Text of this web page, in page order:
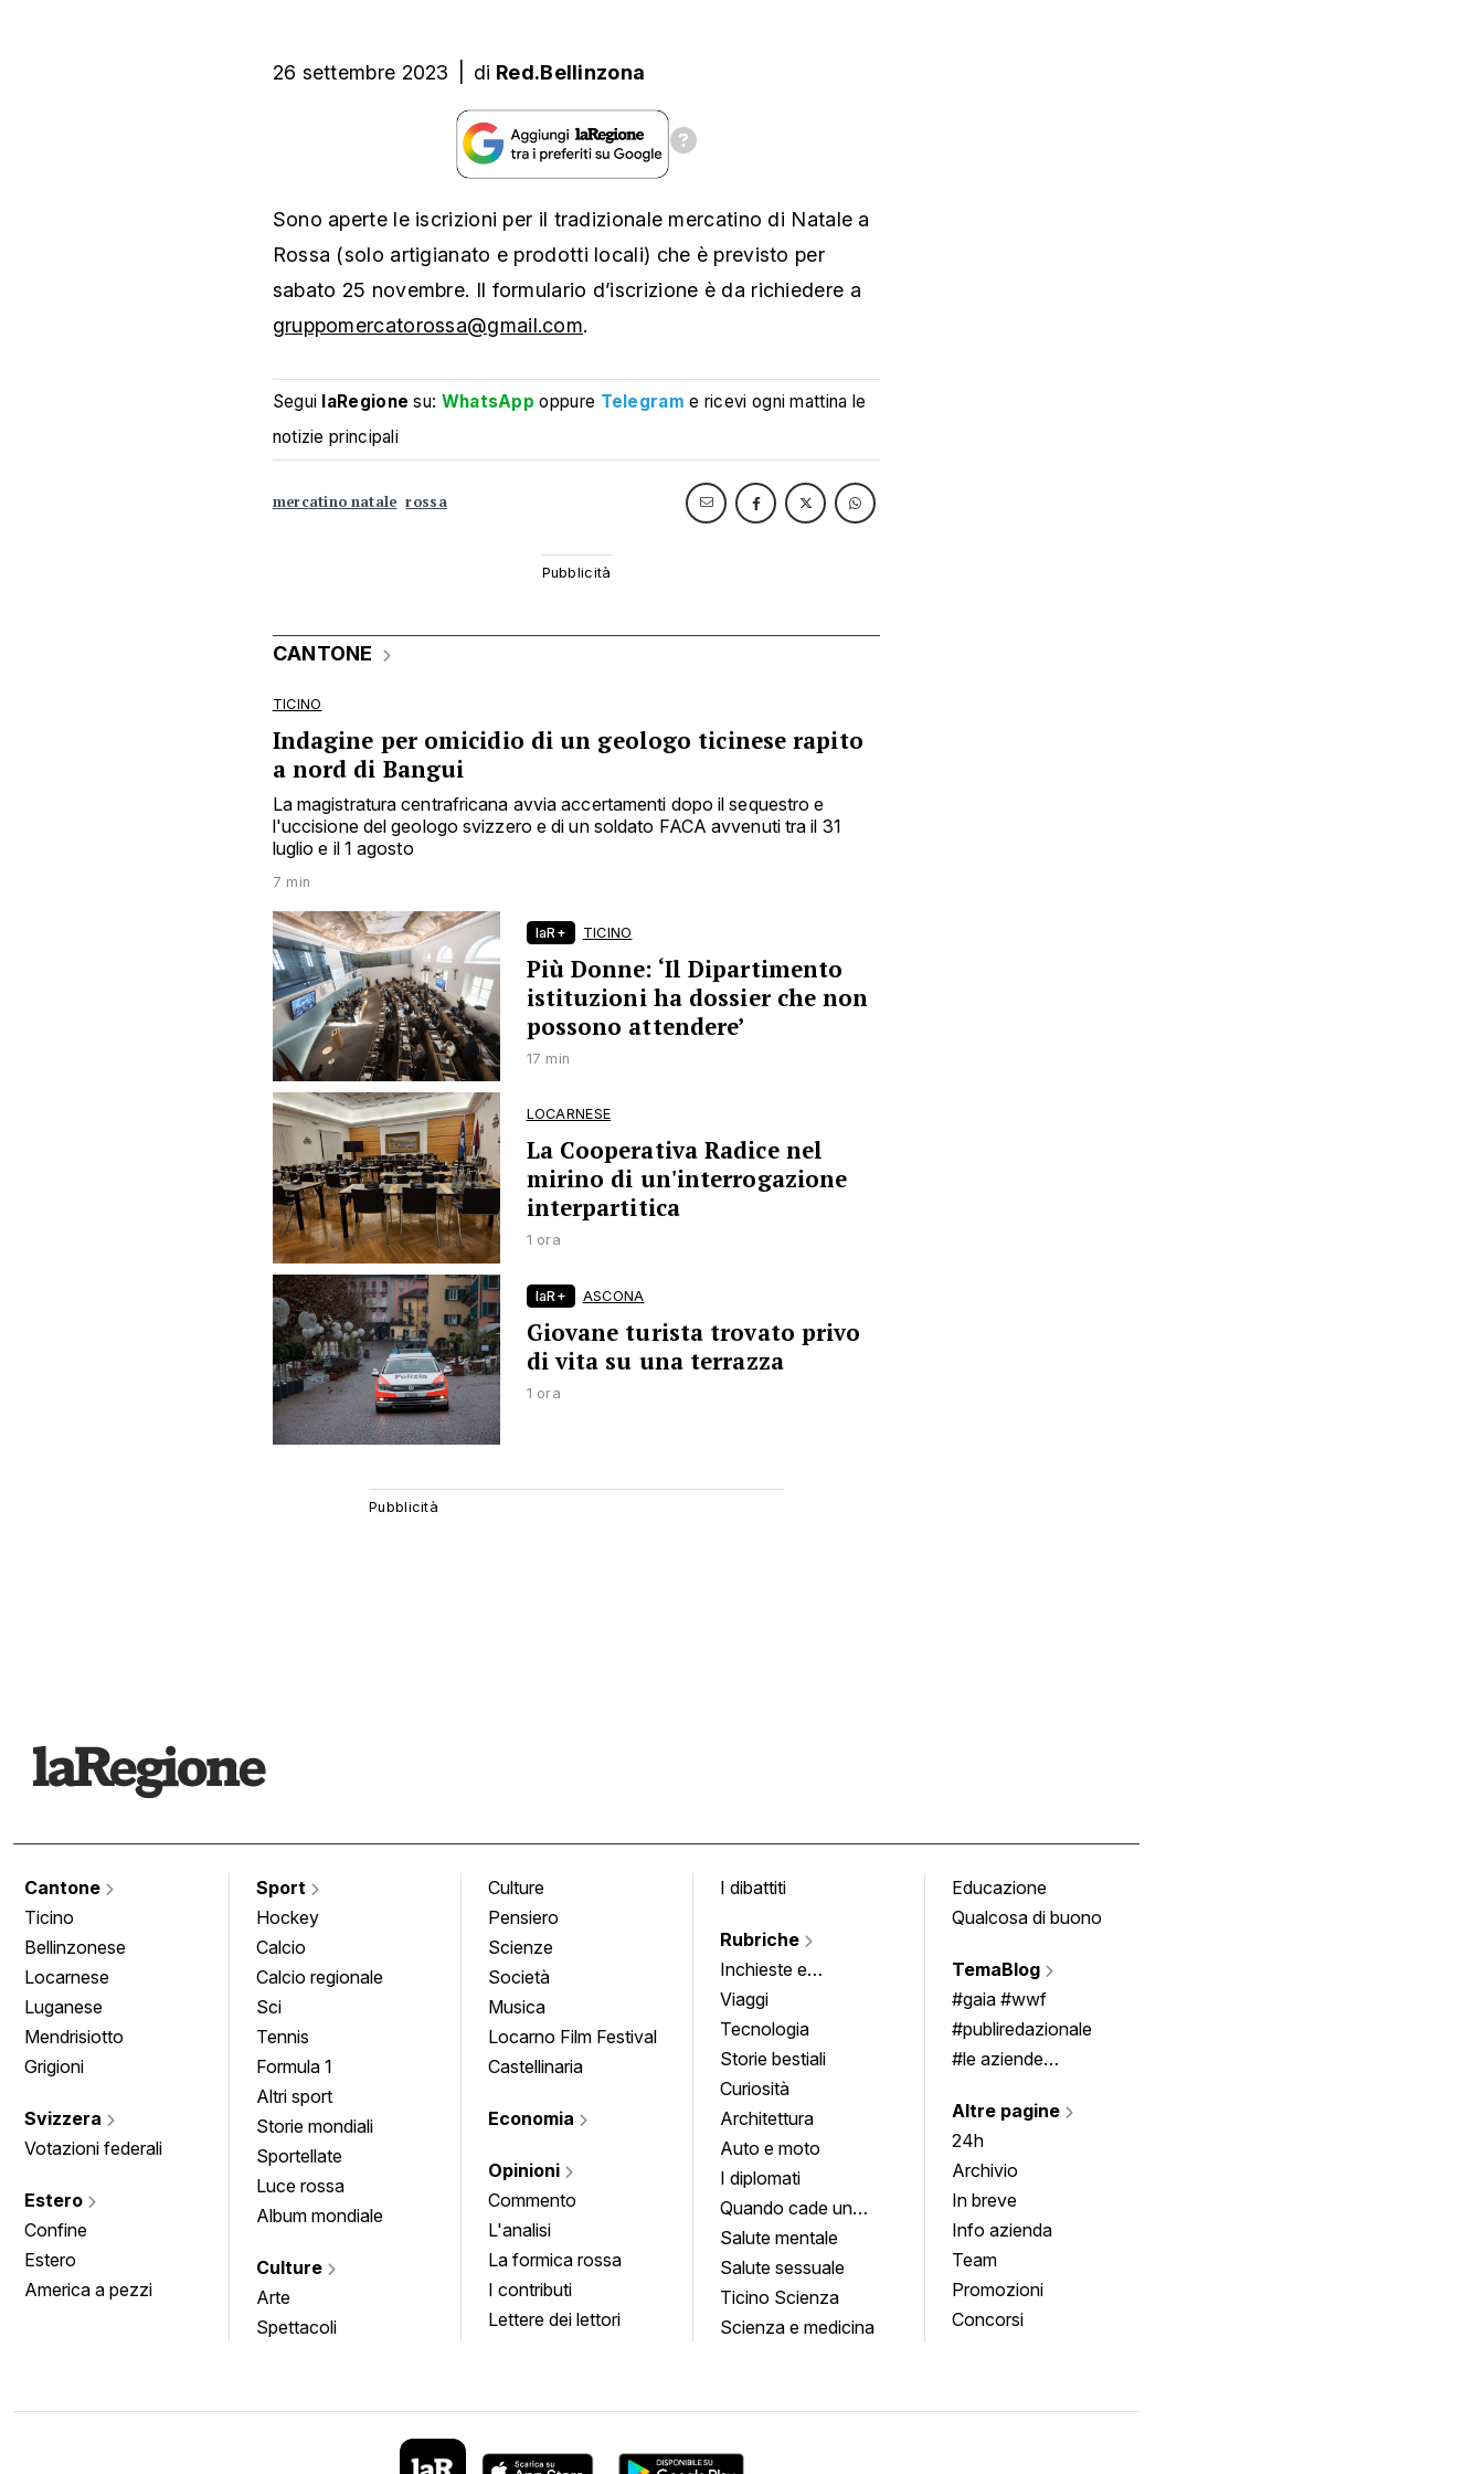
26 settembre 2023 di Red.Bellinzona
Sono aperte le iscrizioni per il tradizionale mercatino di Natale a
Rossa (solo artigianato e prodotti locali) che è previsto per
sabato 25 novembre. Il formulario d’iscrizione è da richiedere a
gruppomercatorossa@gmail.com.
Segui laRegione su: WhatsApp oppure Telegram e ricevi ogni mattina le
notizie principali
mercatino natale rossa
CANTONE
TICINO
Indagine per omicidio di un geologo ticinese rapito
a nord di Bangui
La magistratura centrafricana avvia accertamenti dopo il sequestro e
l'uccisione del geologo svizzero e di un soldato FACA avvenuti tra il 31
luglio e il 1 agosto
7 min
laR+ TICINO
Più Donne: ‘Il Dipartimento
istituzioni ha dossier che non
possono attendere’
17 min
LOCARNESE
La Cooperativa Radice nel
mirino di un'interrogazione
interpartitica
1 ora
laR+ ASCONA
Giovane turista trovato privo
di vita su una terrazza
1 ora
Cantone
Ticino
Bellinzonese
Locarnese
Luganese
Mendrisiotto
Grigioni
Svizzera
Votazioni federali
Estero
Confine
Estero
America a pezzi
Sport
Hockey
Calcio
Calcio regionale
Sci
Tennis
Formula 1
Altri sport
Storie mondiali
Sportellate
Luce rossa
Album mondiale
Culture
Arte
Spettacoli
Culture
Pensiero
Scienze
Società
Musica
Locarno Film Festival
Castellinaria
Economia
Opinioni
Commento
L'analisi
La formica rossa
I contributi
Lettere dei lettori
I dibattiti
Rubriche
Inchieste e
approfondimenti
Viaggi
Tecnologia
Storie bestiali
Curiosità
Architettura
Auto e moto
I diplomati
Quando cade un
quadro
Salute mentale
Salute sessuale
Ticino Scienza
Scienza e medicina
Educazione
Qualcosa di buono
TemaBlog
#gaia #wwf
#publiredazionale
#le aziende
Altre pagine
24h
Archivio
In breve
Info azienda
Team
Promozioni
Concorsi